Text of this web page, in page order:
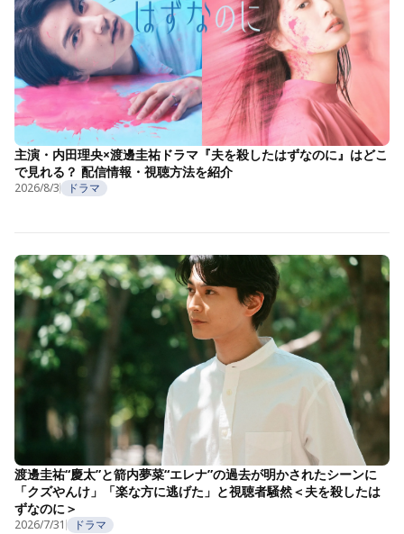
主演・内田理央×渡邊圭祐ドラマ『夫を殺したはずなのに』はどこ
で見れる？ 配信情報・視聴方法を紹介
2026/8/3 ドラマ
渡邊圭祐“慶太”と箭内夢菜“エレナ”の過去が明かされたシーンに
「クズやんけ」「楽な方に逃げた」と視聴者騒然＜夫を殺したは
ずなのに＞
2026/7/31 ドラマ